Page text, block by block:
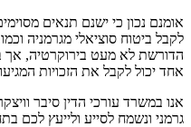
אומנם נכון כי ישנם תנאים
לקבל ביטוח סוציאלי מגרמניה
הדורשת לא מעט בירוקרטיה, אך
אחד יכול לקבל את הזכויות
אנו במשרד עורכי הדין סיבר
גרמני ונשמח לסייע ולייעץ לכם